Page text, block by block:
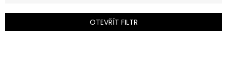
í
r
OTEVŘÍT FILTR